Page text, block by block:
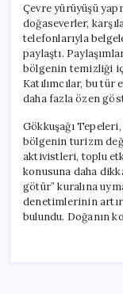
Çevre yürüyüşü
doğaseverler,
telefonlarıyla
paylaştı.
bölgenin temizliği
Katılımcılar, bu
daha fazla özen
Gökkuşağı
bölgenin turizm
aktivistleri, toplu
konusuna daha
götür” kuralına
denetimlerinin
bulundu. Doğanın